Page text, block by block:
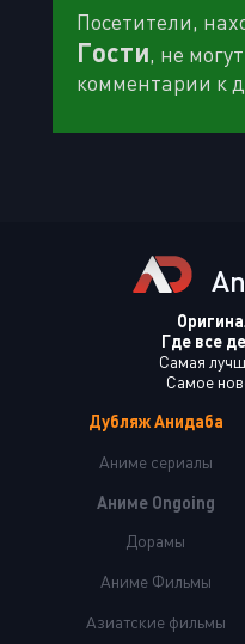
Посетители,
Гости, не
комментарии к
Где все
Самая
Самое
Дубляж Анидаба
Аниме сериалы
Аниме Ongoing
Дорамы
Аниме Фильмы
Азиатские фильмы